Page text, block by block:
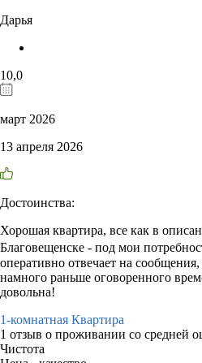
Дарья
10,0
март 2026
13 апреля 2026
Достоинства:
Хорошая квартира, все как в
Благовещенске - под мои
оперативно отвечает на
намного раньше оговоренного
довольна!
1-комнатная Квартира
1 отзыв о проживании со средней
Чистота